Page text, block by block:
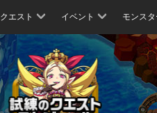
クエスト イベント モンスタ